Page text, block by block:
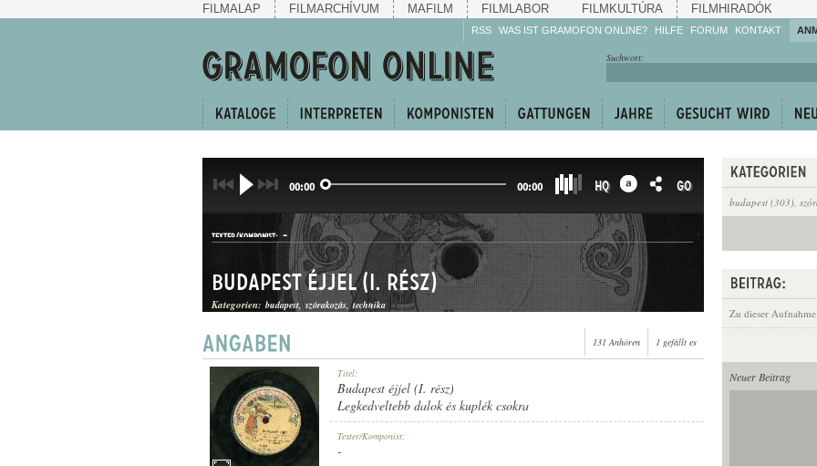
FILMALAP FILMARCHÍVUM MAFILM FILMLABOR FILMKULTÚRA FILMHIRADÓK
RSS WAS IST GRAMOFON ONLINE? HILFE
Machen Sie mit!
weiter!
FORUM KONTAKT
Suchwort:
budapest (303),
Zu dieser
Neuer Beitrag
00:00 00:00 HQ GO
TEXTER/KOMPONIST: -
GATTUNG: KUPLÉEGYVELEG
Budapest éjjel (I. rész)
Kategorien: budapest szórakozás technika
131 Anhören 1 gefällt es
Titel:
Budapest éjjel (I. rész)
Legkedveltebb dalok és kuplék csokra
Texter/Komponist:
-